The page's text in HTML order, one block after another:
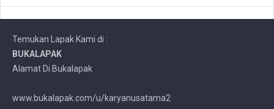
Temukan Lapak Kami di :
BUKALAPAK
Alamat Di Bukalapak
www.bukalapak.com/u/karyanusatama2